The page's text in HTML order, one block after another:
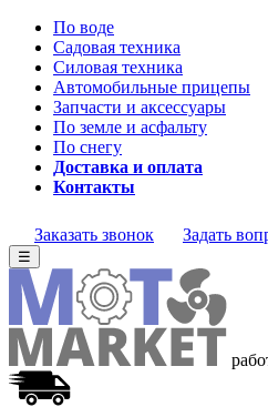
По воде
Садовая техника
Силовая техника
Автомобильные прицепы
Запчасти и аксессуары
По земле и асфальту
По снегу
Доставка и оплата
Контакты
Заказать звонок Задать
☰